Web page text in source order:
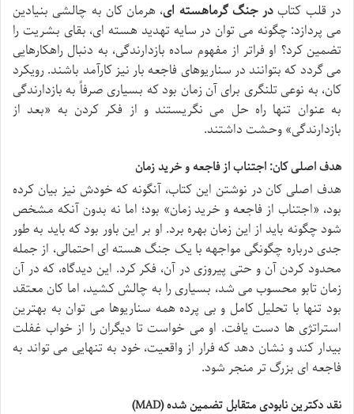
در قلب کتابدر جنگ گرماهسته ای، هرمان کان به چالشی بنیادین
می پردازد: چگونه می توان در سایه تهدید هسته ای، بقای بشریت را
تضمین کرد؟ او فراتر از مفهوم ساده بازدارندگی، به دنبال راهکارهایی
می گردد که بتوانند در سناریوهای فاجعه بار نیز کارآمد باشند. رویکرد
کان، به نوعی تلنگری برای آن زمان بود که بسیاری صرفاً به بازدارندگی
به عنوان تنها راه حل می نگریستند و از فکر کردن به «بعد از
بازدارندگی» وحشت داشتند.
هدف اصلی کان: اجتناب از فاجعه و خرید زمان
هدف اصلی کان در نوشتن این کتاب، آنگونه که خودش نیز بیان کرده
بود، «اجتناب از فاجعه و خرید زمان» بود؛ اما نه بدون آنکه مشخص
شود چگونه باید از این زمان بهره برد. او بر این باور بود که باید به طور
جدی درباره چگونگی مواجهه با یک جنگ هسته ای احتمالی، از جمله
محدود کردن آن و حتی پیروزی در آن، فکر کرد. این دیدگاه، که در آن
زمان تابو محسوب می شد، بسیاری را به چالش کشید، اما کان معتقد
بود تنها با تحلیل کامل و بی پرده همه سناریوها می توان به بهترین
استراتژی ها دست یافت. او می خواست تا دیگران را از خواب غفلت
بیدار کند و نشان دهد که فرار از واقعیت، خود به تنهایی می تواند به
فاجعه ای بزرگ تر منجر شود.
نقد دکترین نابودی متقابل تضمین شده (MAD)